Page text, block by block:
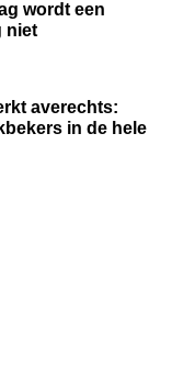
wordt een
niet
averechts:
in de hele